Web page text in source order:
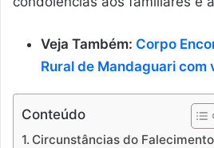
Veja Também: Corpo
Rural de Mandaguari com
Conteúdo
Circunstâncias do Falecimento